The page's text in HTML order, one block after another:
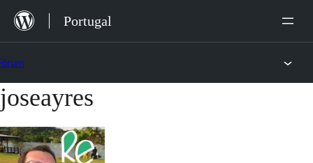
Saltar
para
Portugal
Saltar
para
o
conteúdo
joseayres